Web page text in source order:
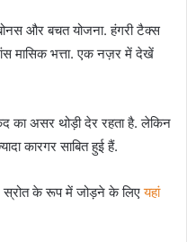
और बचत योजना. हंगरी टैक्स
मासिक भत्ता. एक नज़र में देखें
का असर थोड़ी देर रहता है. लेकिन
कारगर साबित हुई हैं.
स्रोत के रूप में जोड़ने के लिएयहां